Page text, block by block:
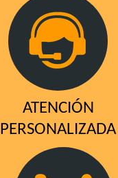
ATENCIÓN
PERSONALIZADA